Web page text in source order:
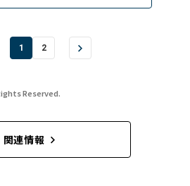
1 2
Reserved.
関連情報